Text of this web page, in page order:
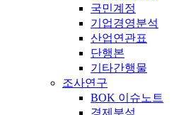
국민계정
기업경영분석
산업연관표
단행본
기타간행물
조사연구
BOK 이슈노트
경제분석